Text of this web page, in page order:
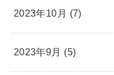
2023年10月 (7)
2023年9月 (5)